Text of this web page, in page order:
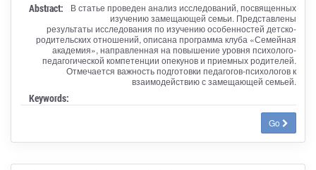
Abstract:
В статье проведен анализ исследований, посвященных
изучению замещающей семьи. Представлены
результаты исследования по изучению особенностей детско-
родительских отношений, описана программа клуба «Семейная
академия», направленная на повышение уровня психолого-
педагогической компетенции опекунов и приемных родителей.
Отмечается важность подготовки педагогов-психологов к
взаимодействию с замещающей семьей.
Keywords:
Go